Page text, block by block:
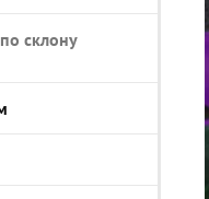
склону